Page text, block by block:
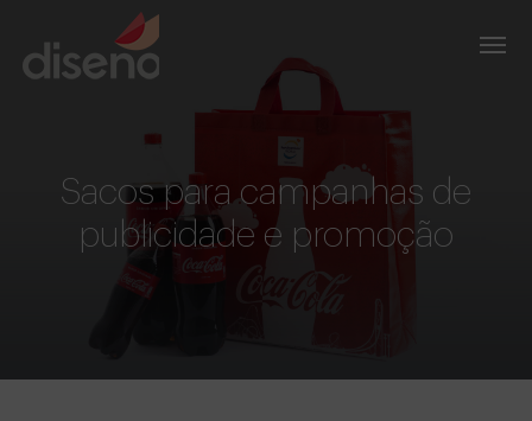
Sacos para campanhas de
publicidade e promoção